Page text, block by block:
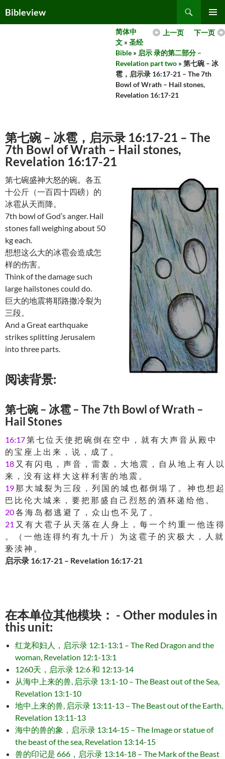
toBibleview
MENU
下一页
上一页
简体中
文 » 圣经
Bible » 启示 录的第二部分 –
Revelation part two » 第七碗 – 冰
雹，启示录 16:17-21 – The 7th
Bowl of Wrath – Hail stones,
Revelation 16:17-21
第七碗 – 冰雹，启示录 16:17-21 – The
7th Bowl of Wrath – Hail stones,
Revelation 16:17-21
第七碗盛神大怒的碗。各五
十公斤（一百四十四磅）的
冰雹从天而降。
7th bowl of God’s anger. Hail
stones fall weighing about 50
kg each.
想想这么大的冰雹会造成怎
样的伤害。
Think of the damage such
large hailstones could do.
巨大的地震将耶路撒冷裂为
三段。
And a Great earthquake
strikes splitting Jerusalem
into three parts.
阅读背景:
第七碗 – 冰雹 – The 7th Bowl of Wrath –
Hail Stones
16:17第 七 位 天 使 把 碗 倒 在 空 中 ， 就 有 大 声 音 从 殿 中
的 宝 座 上 出 来 ， 说 ， 成 了 。
18 又 有 闪 电 ， 声 音 ， 雷 轰 ， 大 地 震 ， 自 从 地 上 有 人 以
来 ， 没 有 这 样 大 这 样 利 害 的 地 震 。
19那 大 城 裂 为 三 段 ， 列 国 的 城 也 都 倒 塌 了 。 神 也 想 起
巴 比 伦 大 城 来 ， 要 把 那 盛 自 己 烈 怒 的 酒 杯 递 给 他 。
20各 海 岛 都 逃 避 了 ， 众 山 也 不 见 了 。
21 又 有 大 雹 子 从 天 落 在 人 身 上 ， 每 一 个 约 重 一 他 连 得
。 （ 一 他 连 得 约 有 九 十 斤 ） 为 这 雹 子 的 灾 极 大 ， 人 就
亵 渎 神 。
启示录 16:17-21 – Revelation 16:17-21
在本单位其他模块： - Other modules in
this unit:
红龙和妇人，启示录 12:1-13:1 – The Red Dragon and the
woman, Revelation 12:1-13:1
1260天，启示录 12:6 和 12:13-14
从海中上来的兽, 启示录 13:1-10 – The Beast out of the Sea,
Revelation 13:1-10
地中上来的兽, 启示录 13:11-13 – The Beast out of the Earth,
Revelation 13:11-13
海中的兽的象，启示录 13:14-15 – The Image or statue of
the beast of the sea, Revelation 13:14-15
兽的印记是 666，启示录 13:14-18 – The Mark of the Beast